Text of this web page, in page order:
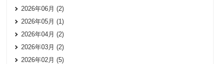
2026年06月 (2)
2026年05月 (1)
2026年04月 (2)
2026年03月 (2)
2026年02月 (5)